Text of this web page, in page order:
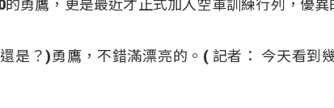
勇鷹，更是最近才正式加入空軍訓練行列，優異
是？)勇鷹，不錯滿漂亮的。( 記者： 今天看到